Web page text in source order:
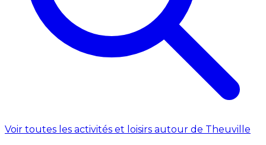
Voir toutes les activités et loisirs autour de Theuville